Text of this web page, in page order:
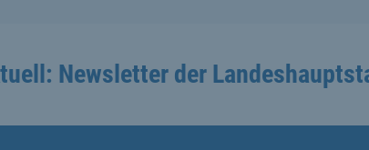
Newsletter der